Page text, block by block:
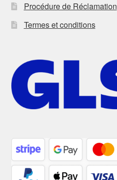
Procédure de Réclamation
Termes et conditions